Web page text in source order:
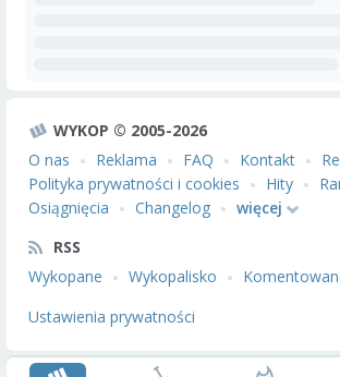
WYKOP © 2005-2026
O nas
Reklama FAQ Kontakt
Polityka prywatności i cookies
Hity
Osiągnięcia
Changelog
więcej
RSS
Wykopane
Wykopalisko
Ustawienia prywatności